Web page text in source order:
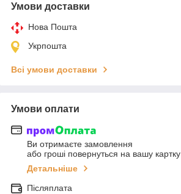
Умови доставки
Нова Пошта
Укрпошта
Всі умови доставки
Умови оплати
Ви отримаєте замовлення
або гроші повернуться на вашу картку
Детальніше
Післяплата